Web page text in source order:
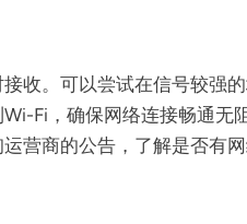
收。可以尝试在信号较强的
Fi，确保网络连接畅通无阻
营商的公告，了解是否有网